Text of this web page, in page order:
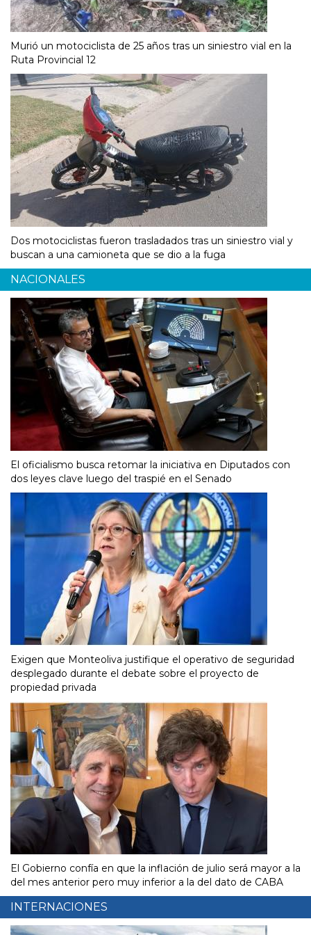
Murió un motociclista de 25 años tras un siniestro vial en la
Ruta Provincial 12
Dos motociclistas fueron trasladados tras un siniestro vial y
buscan a una camioneta que se dio a la fuga
NACIONALES
El oficialismo busca retomar la iniciativa en Diputados con
dos leyes clave luego del traspié en el Senado
Exigen que Monteoliva justifique el operativo de seguridad
desplegado durante el debate sobre el proyecto de
propiedad privada
El Gobierno confía en que la inflación de julio será mayor a la
del mes anterior pero muy inferior a la del dato de CABA
INTERNACIONES